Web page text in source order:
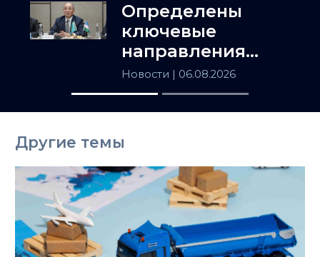
Казахстане
Определены
ключевые
направления
сотрудничества
Астаны и
Ташкента
Новости | 06.08.2026
Другие темы